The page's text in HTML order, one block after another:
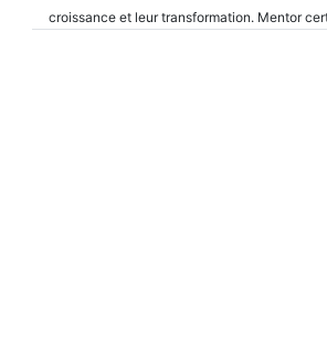
croissance et leur transformation. Mentor